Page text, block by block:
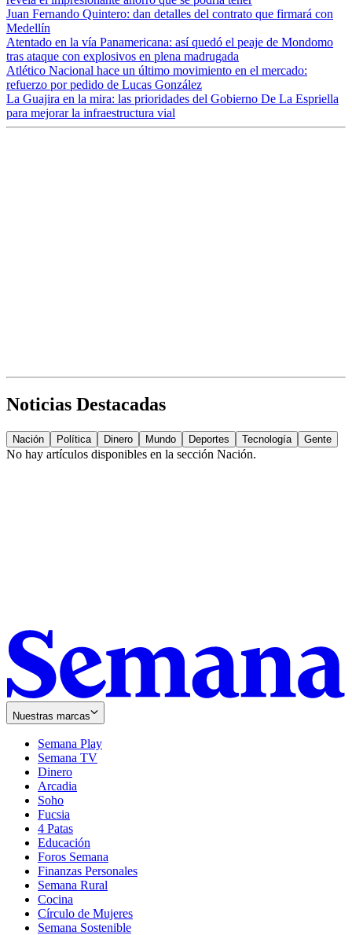
Juan Fernando Quintero: dan detalles del contrato que firmará con
Medellín
Atentado en la vía Panamericana: así quedó el peaje de Mondomo
tras ataque con explosivos en plena madrugada
Atlético Nacional hace un último movimiento en el mercado:
refuerzo por pedido de Lucas González
La Guajira en la mira: las prioridades del Gobierno De La Espriella
para mejorar la infraestructura vial
Noticias Destacadas
Nación Política Dinero Mundo Deportes Tecnología Gente
No hay artículos disponibles en la sección Nación.
Nuestras marcas
Semana Play
Semana TV
Dinero
Arcadia
Soho
in
new
window
Fucsia
in
new
window
4 Patas
Educación
Foros Semana
Finanzas Personales
Semana Rural
Cocina
Círculo de Mujeres
Semana Sostenible